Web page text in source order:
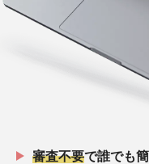
審査不要で誰でも